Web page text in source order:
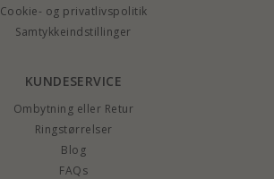
Cookie- og privatlivspolitik
Samtykkeindstillinger
KUNDESERVICE
Ombytning eller Retur
Ringstørrelser
Blog
FAQs